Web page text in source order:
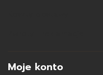
Moje konto